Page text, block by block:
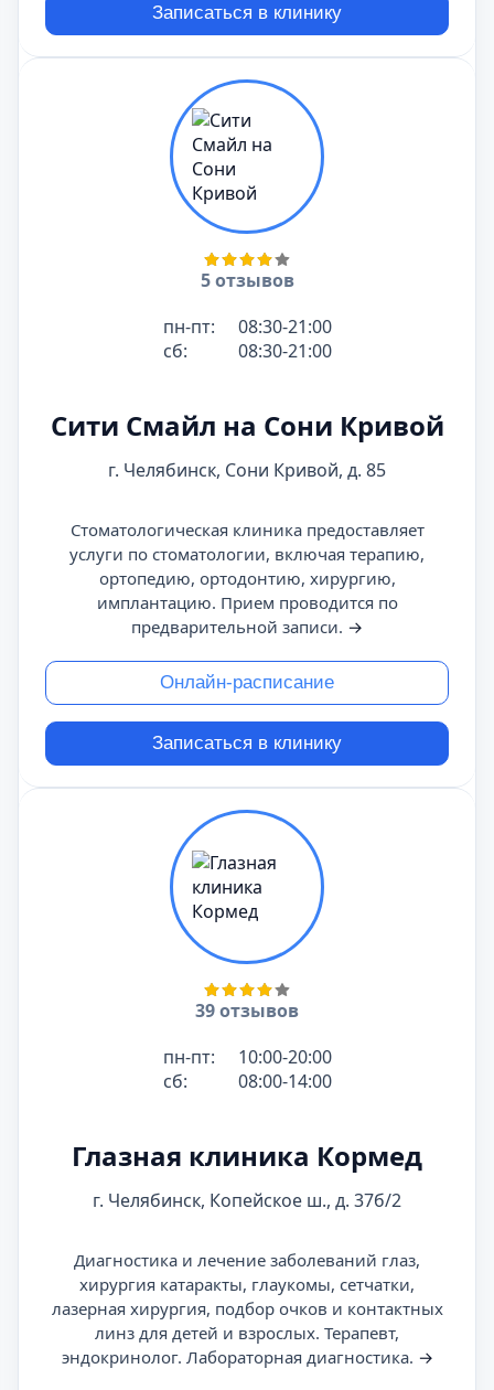
Записаться в клинику
5 отзывов
пн-пт:
08:30-21:00
сб:
08:30-21:00
Сити Смайл на Сони Кривой
г. Челябинск, Сони Кривой, д. 85
Стоматологическая клиника предоставляет
услуги по стоматологии, включая терапию,
ортопедию, ортодонтию, хирургию,
имплантацию. Прием проводится по
предварительной записи. →
Онлайн-расписание
Записаться в клинику
39 отзывов
пн-пт:
10:00-20:00
сб:
08:00-14:00
Глазная клиника Кормед
г. Челябинск, Копейское ш., д. 37б/2
Диагностика и лечение заболеваний глаз,
хирургия катаракты, глаукомы, сетчатки,
лазерная хирургия, подбор очков и контактных
линз для детей и взрослых. Терапевт,
эндокринолог. Лабораторная диагностика. →